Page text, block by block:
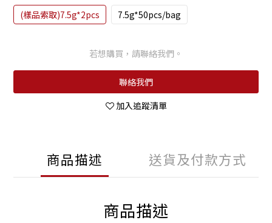
(樣品索取)7.5g*2pcs 7.5g*50pcs/bag
若想購買，請聯絡我們。
聯絡我們
加入追蹤清單
商品描述 送貨及付款方式
商品描述